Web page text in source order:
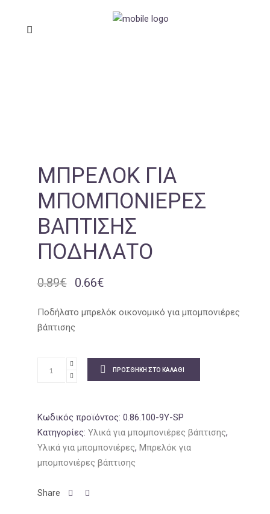
ΜΠΡΕΛΌΚ ΓΙΑ
ΜΠΟΜΠΟΝΙΈΡΕΣ
ΒΆΠΤΙΣΗΣ
ΠΟΔΉΛΑΤΟ
0.89€
Original
was:
0.89€.
0.66€Η
τιμή
Ποδήλατο μπρελόκ οικονομικό για μπομπονιέρες
βάπτισης
ΠΡΟΣΘΉΚΗ ΣΤΟ ΚΑΛΆΘΙ
Κωδικός προϊόντος: 0.86.100-9Y-SP
Κατηγορίες: Υλικά για μπομπονιέρες βάπτισης,
Υλικά για μπομπονιέρες, Μπρελόκ για
μπομπονιέρες βάπτισης